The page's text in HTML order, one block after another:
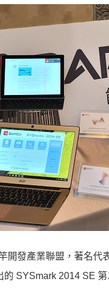
開發產業聯盟，著名代
的 SYSmark 2014 SE